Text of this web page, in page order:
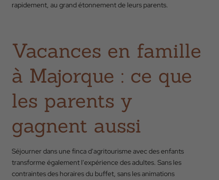
rapidement, au grand étonnement de leurs parents.
Vacances en famille
à Majorque : ce que
les parents y
gagnent aussi
Séjourner dans une finca d'agritourisme avec des enfants
transforme également l'expérience des adultes. Sans les
contraintes des horaires du buffet, sans les animations